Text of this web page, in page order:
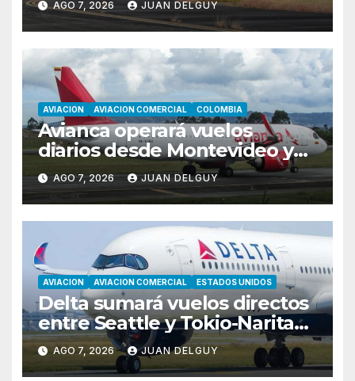
AGO 7, 2026 JUAN DELGUY
AVIACION AVIACION COMERCIAL COLOMBIA
Avianca operará vuelos
diarios desde Montevideo y
Asunción hacia Bogotá
AGO 7, 2026 JUAN DELGUY
AVIACION AVIACION COMERCIAL ESTADOS UNIDOS
Delta sumará vuelos directos
entre Seattle y Tokio-Narita
desde marzo de 2027
AGO 7, 2026 JUAN DELGUY